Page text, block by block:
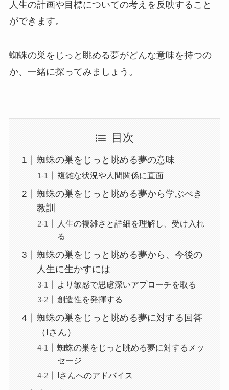
人生の計画や目標についての考えを反映すること
ができます。
蜘蛛の巣をじっと眺める夢がどんな意味を持つの
か、一緒に探ってみましょう。
目次
蜘蛛の巣をじっと眺める夢の意味
複雑な状況や人間関係に直面
蜘蛛の巣をじっと眺める夢から学ぶべき
教訓
人生の複雑さと詳細を理解し、受け入れ
る
蜘蛛の巣をじっと眺める夢から、今後の
人生に生かすには
より敏感で思慮深いアプローチを取る
創造性を発揮する
蜘蛛の巣をじっと眺める夢に対する回答
（Iさん）
蜘蛛の巣をじっと眺める夢に対するメッ
セージ
Iさんへのアドバイス